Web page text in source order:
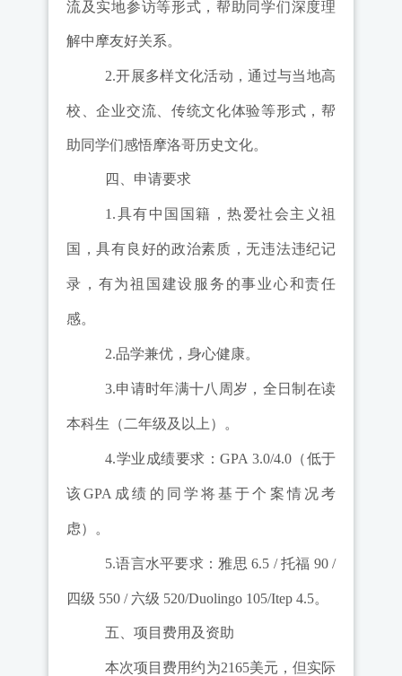
流及实地参访等形式 ，帮助同学们深度理
解中摩友好关系。
2.开展多样文化活动，通过与当地高
校、企业交流、传统文化体验等形式 ，帮
助同学们感悟摩洛哥历史文化。
四、申请要求
1.具有中国国籍，热爱社会主义祖
国，具有良好的政治素质，无违法违纪记
录，有为祖国建设服务的事业心和责任
感。
2.品学兼优，身心健康。
3.申请时年满十八周岁，全日制在读
本科生（二年级及以上）。
4.学业成绩要求： GPA 3.0/4.0（低于
该GPA 成绩的同学将基于个案情况考
虑）。
5.语言水平要求：雅思6.5 /托福 90/
四级 550 / 六级 520/Duolingo 105/Itep 4.5。
五、项目费用及资助
本次项目费用约为2165美元，但实际